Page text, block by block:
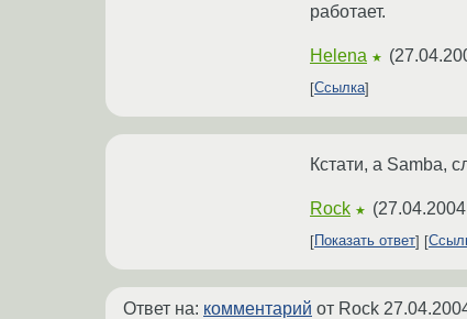
работает.
Helena ★ (
Ссылка
Кстати, а Samba,
Rock ★ (
Показать ответ
Ответ на: комментарий от Rock